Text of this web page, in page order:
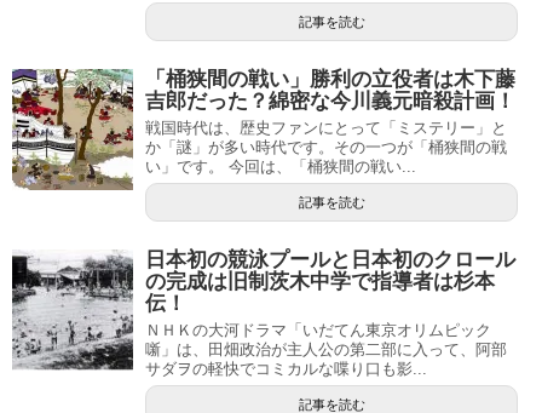
記事を読む
「桶狭間の戦い」勝利の立役者は木下藤
吉郎だった？綿密な今川義元暗殺計画！
戦国時代は、歴史ファンにとって「ミステリー」と
か「謎」が多い時代です。その一つが「桶狭間の戦
い」です。 今回は、「桶狭間の戦い...
記事を読む
日本初の競泳プールと日本初のクロール
の完成は旧制茨木中学で指導者は杉本
伝！
ＮＨＫの大河ドラマ「いだてん東京オリムピック
噺」は、田畑政治が主人公の第二部に入って、阿部
サダヲの軽快でコミカルな喋り口も影...
記事を読む